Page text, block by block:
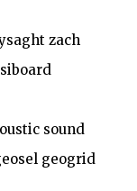
zach
sound
geogrid